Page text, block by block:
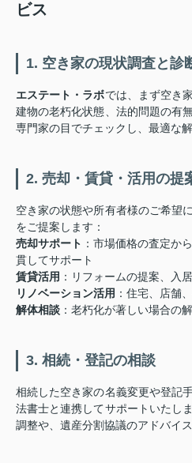
ビス
1. 空き家の現状調査と診
エステート・ラボでは、まず空き
建物の老朽化状態、法的問題の有
専門家の目でチェックし、最適な
2. 売却・賃貸・活用の提
空き家の状態や所有者様のご希望
をご提案します：
売却サポート ：市場価格の査定か
貫してサポート
賃貸活用 ：リフォームの提案、入
リノベーション活用 ：住宅、店舗
解体相談 ：老朽化が著しい場合の
3. 相続・登記の相談
相続した空き家の名義変更や登記
法書士と連携してサポートいたし
調整や、遺産分割協議のアドバイス